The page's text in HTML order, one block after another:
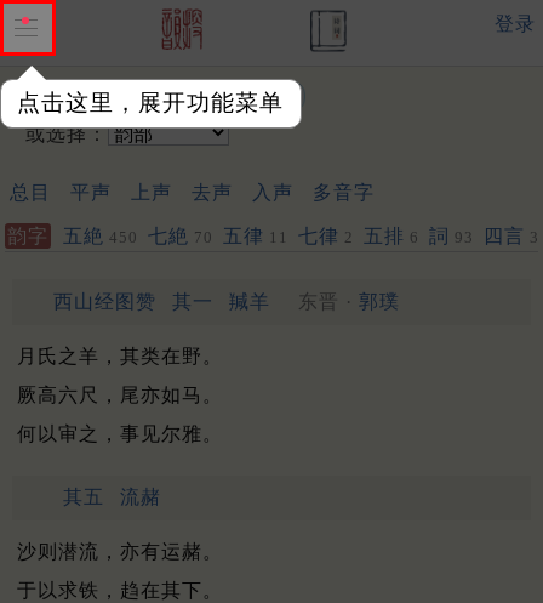
点击这里，展开功能菜单
登录
输入韵字：
或选择：
总目 平声 上声 去声 入声 多音字
韵字 五絶 450 七絶 70 五律 11 七律 2 五排 6 詞 93 四言
西山经图赞 其一 羬羊 东晋 · 郭璞
月氏之羊，其类在野。
厥高六尺，尾亦如马。
何以审之，事见尔雅。
其五 流赭
沙则潜流，亦有运赭。
于以求铁，趋在其下。